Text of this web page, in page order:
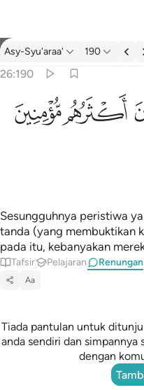
Renungan: Asy-Syu'araa'
Asy-Syu'araa' 190
26:190
وما كان اكثرهم مومنين ١٩٠
كَانَ أَكْثَرُهُم مُّؤْمِنِينَ ١٩٠
ﱺﱻ
Sesungguhnya peristiwa
tanda (yang membuktikan
pada itu, kebanyakan
Tafsir Pelajaran Renungan
Aa
Tiada pantulan untuk
anda sendiri dan simpannya
dengan